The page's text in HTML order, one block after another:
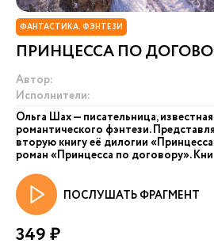
ФАНТАСТИКА. ФЭНТЕЗИ
ПРИНЦЕССА ПО
Автор:
Исполнители:
Ольга Шах — писательница,
романтического фэнтези.
вторую книгу её дилогии
роман «Принцесса по договору».
ПОСЛУШАТЬ ФРАГМЕНТ
349 ₽